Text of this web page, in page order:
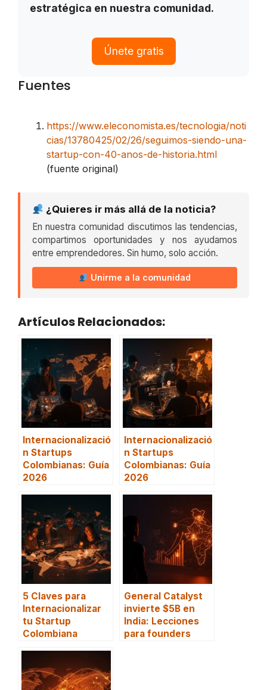
estratégica en nuestra comunidad.
Únete gratis
Fuentes
https://www.eleconomista.es/tecnologia/noti
cias/13780425/02/26/seguimos-siendo-una-
startup-con-40-anos-de-historia.html
(fuente original)
¿Quieres ir más allá de la noticia?
En nuestra comunidad discutimos las tendencias,
compartimos oportunidades y nos ayudamos
entre emprendedores. Sin humo, solo acción.
Unirme a la comunidad
Artículos Relacionados:
Internacionalizació
n Startups
Colombianas: Guía
2026
Internacionalizació
n Startups
Colombianas: Guía
2026
5 Claves para
Internacionalizar
tu Startup
Colombiana
General Catalyst
invierte $5B en
India: Lecciones
para founders